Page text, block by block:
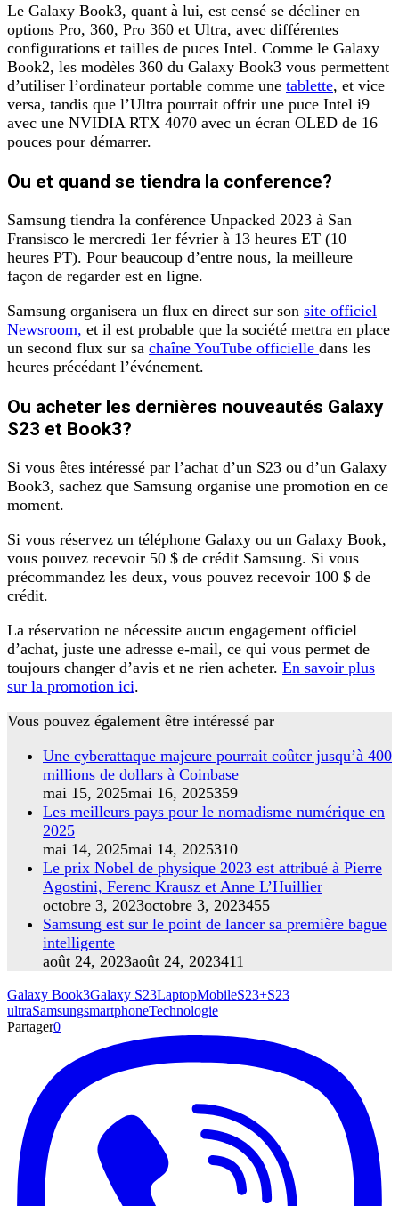
Le Galaxy Book3, quant à lui, est censé se décliner en
options Pro, 360, Pro 360 et Ultra, avec différentes
configurations et tailles de puces Intel. Comme le Galaxy
Book2, les modèles 360 du Galaxy Book3 vous permettent
d’utiliser l’ordinateur portable comme une tablette, et vice
versa, tandis que l’Ultra pourrait offrir une puce Intel i9
avec une NVIDIA RTX 4070 avec un écran OLED de 16
pouces pour démarrer.
Ou et quand se tiendra la conference?
Samsung tiendra la conférence Unpacked 2023 à San
Fransisco le mercredi 1er février à 13 heures ET (10
heures PT). Pour beaucoup d’entre nous, la meilleure
façon de regarder est en ligne.
Samsung organisera un flux en direct sur son site officiel
Newsroom, et il est probable que la société mettra en place
un second flux sur sa chaîne YouTube officielle dans les
heures précédant l’événement.
Ou acheter les dernières nouveautés Galaxy
S23 et Book3?
Si vous êtes intéressé par l’achat d’un S23 ou d’un Galaxy
Book3, sachez que Samsung organise une promotion en ce
moment.
Si vous réservez un téléphone Galaxy ou un Galaxy Book,
vous pouvez recevoir 50 $ de crédit Samsung. Si vous
précommandez les deux, vous pouvez recevoir 100 $ de
crédit.
La réservation ne nécessite aucun engagement officiel
d’achat, juste une adresse e-mail, ce qui vous permet de
toujours changer d’avis et ne rien acheter. En savoir plus
sur la promotion ici.
Vous pouvez également être intéressé par
Une cyberattaque majeure pourrait coûter jusqu’à 400
millions de dollars à Coinbase
mai 15, 2025mai 16, 2025359
Les meilleurs pays pour le nomadisme numérique en
2025
mai 14, 2025mai 14, 2025310
Le prix Nobel de physique 2023 est attribué à Pierre
Agostini, Ferenc Krausz et Anne L’Huillier
octobre 3, 2023octobre 3, 2023455
Samsung est sur le point de lancer sa première bague
intelligente
août 24, 2023août 24, 2023411
Galaxy Book3Galaxy S23LaptopMobileS23+S23
ultraSamsungsmartphoneTechnologie
Partager0